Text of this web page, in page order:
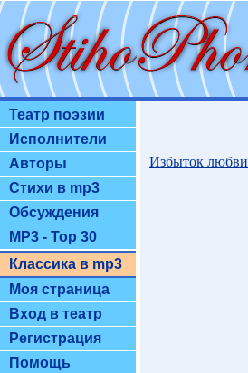
Театр поэзии
Исполнители
Авторы
Стихи в mp3
Обсуждения
MP3 - Top 30
Классика в mp3
Моя страница
Вход в театр
Регистрация
Помощь
Избыток любви